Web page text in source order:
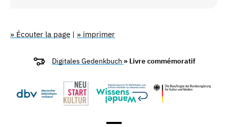
» Écouter la page | » imprimer
Digitales Gedenkbuch » Livre commémoratif